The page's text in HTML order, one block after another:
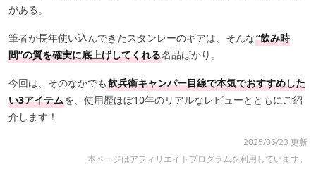
がある。
筆者が長年使い込んできたスタンレーのギアは、そんな“飲み時
間”の質を確実に底上げしてくれる名品ばかり。
今回は、そのなかでも飲兵衛キャンパー目線で本気でおすすめした
い3アイテムを、使用歴ほぼ10年のリアルなレビューとともにご紹
介します！
2025/06/23 更新
本ページはアフィリエイトプログラムを利用しています。